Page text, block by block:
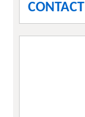
CONTACT